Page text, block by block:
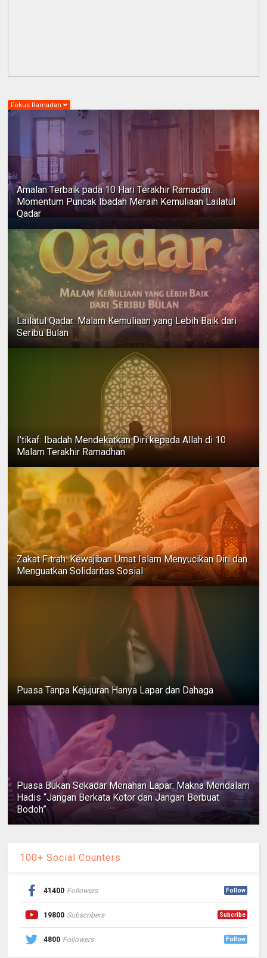
Fokus Ramadan
Amalan Terbaik pada 10 Hari Terakhir Ramadan:
Momentum Puncak Ibadah Meraih Kemuliaan Lailatul
Qadar
Lailatul Qadar: Malam Kemuliaan yang Lebih Baik dari
Seribu Bulan
I’tikaf: Ibadah Mendekatkan Diri kepada Allah di 10
Malam Terakhir Ramadhan
Zakat Fitrah: Kewajiban Umat Islam Menyucikan Diri dan
Menguatkan Solidaritas Sosial
Puasa Tanpa Kejujuran Hanya Lapar dan Dahaga
Puasa Bukan Sekadar Menahan Lapar: Makna Mendalam
Hadis “Jangan Berkata Kotor dan Jangan Berbuat
Bodoh”
100+ Social Counters
41400 Followers Follow
19800 Subscribers Subcribe
4800 Followers Follow